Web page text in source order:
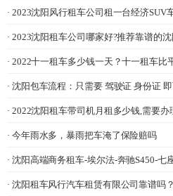
· 2023沈阳风行租车公司租一台经济SUV
· 2023沈阳租车公司哪家好?推荐靠谱的
· 2022十一租车多少钱一天？十一租车比
· 沈阳包车流程：只需要 驾驶证 身份证
· 2022沈阳租车带司机月租多少钱,需要办
· 今年雨水多，暴雨把车淹了保险赔吗
· 沈阳高端商务租车-埃尔法-奔驰S450-七
· 沈阳租车风行汽车租赁有限公司靠谱吗？